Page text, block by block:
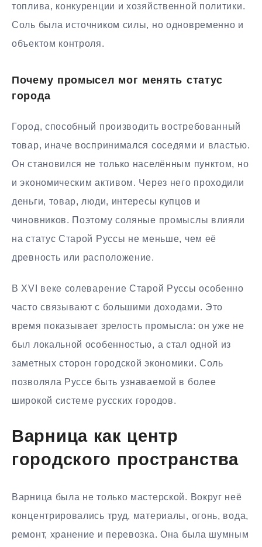
топлива, конкуренции и хозяйственной политики.
Соль была источником силы, но одновременно и
объектом контроля.
Почему промысел мог менять статус
города
Город, способный производить востребованный
товар, иначе воспринимался соседями и властью.
Он становился не только населённым пунктом, но
и экономическим активом. Через него проходили
деньги, товар, люди, интересы купцов и
чиновников. Поэтому соляные промыслы влияли
на статус Старой Руссы не меньше, чем её
древность или расположение.
В XVI веке солеварение Старой Руссы особенно
часто связывают с большими доходами. Это
время показывает зрелость промысла: он уже не
был локальной особенностью, а стал одной из
заметных сторон городской экономики. Соль
позволяла Руссе быть узнаваемой в более
широкой системе русских городов.
Варница как центр
городского пространства
Варница была не только мастерской. Вокруг неё
концентрировались труд, материалы, огонь, вода,
ремонт, хранение и перевозка. Она была шумным